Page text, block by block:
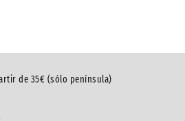
de 35€ (sólo península)